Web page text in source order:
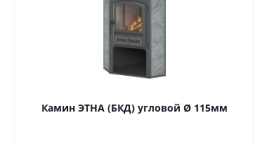
Камин ЭТНА (БКД) угловой Ø 115мм